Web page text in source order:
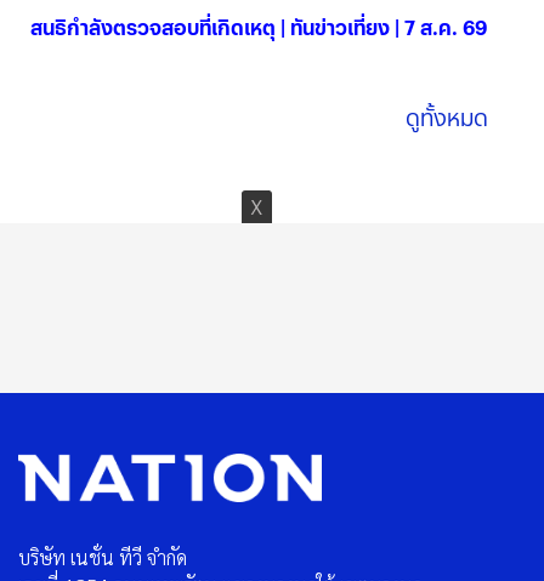
สนธิกำลังตรวจสอบที่เกิดเหตุ | ทันข่าวเที่ยง | 7 ส.ค. 69
ดูทั้งหมด
บริษัท เนชั่น ทีวี จำกัด